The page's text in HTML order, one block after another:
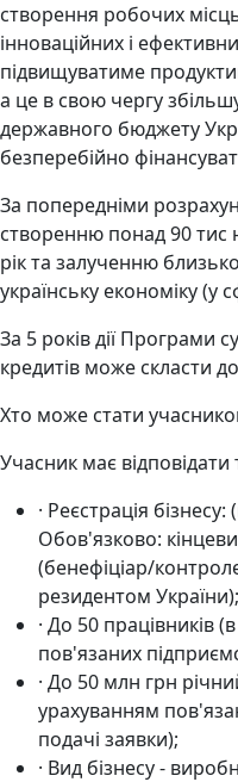
створення робочих
інноваційних і
підвищуватиме
а це в свою чергу
державного бюджету
безперебійно
За попередніми
створенню понад 90
рік та залученню
українську економіку (у
За 5 років дії Програми
кредитів може скласти
Хто може стати
Учасник має
· Реєстрація
Обов'язково:
(бенефіціар/
резидентом України);
· До 50 працівників
пов'язаних
· До 50 млн грн
урахуванням
подачі заявки);
· Вид бізнесу -